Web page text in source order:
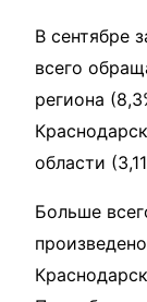
В сентябре
всего
региона
области
Больше